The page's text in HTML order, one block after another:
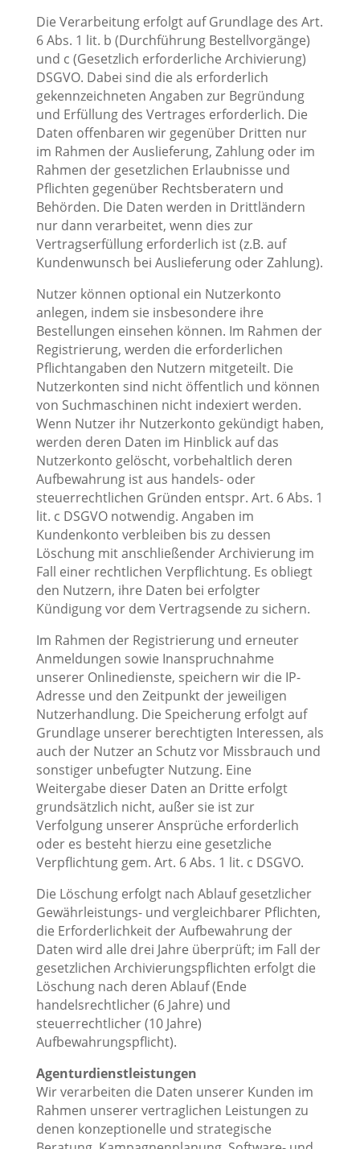
Die Verarbeitung erfolgt auf Grundlage des Art.
6 Abs. 1 lit. b (Durchführung Bestellvorgänge)
und c (Gesetzlich erforderliche Archivierung)
DSGVO. Dabei sind die als erforderlich
gekennzeichneten Angaben zur Begründung
und Erfüllung des Vertrages erforderlich. Die
Daten offenbaren wir gegenüber Dritten nur
im Rahmen der Auslieferung, Zahlung oder im
Rahmen der gesetzlichen Erlaubnisse und
Pflichten gegenüber Rechtsberatern und
Behörden. Die Daten werden in Drittländern
nur dann verarbeitet, wenn dies zur
Vertragserfüllung erforderlich ist (z.B. auf
Kundenwunsch bei Auslieferung oder Zahlung).
Nutzer können optional ein Nutzerkonto
anlegen, indem sie insbesondere ihre
Bestellungen einsehen können. Im Rahmen der
Registrierung, werden die erforderlichen
Pflichtangaben den Nutzern mitgeteilt. Die
Nutzerkonten sind nicht öffentlich und können
von Suchmaschinen nicht indexiert werden.
Wenn Nutzer ihr Nutzerkonto gekündigt haben,
werden deren Daten im Hinblick auf das
Nutzerkonto gelöscht, vorbehaltlich deren
Aufbewahrung ist aus handels- oder
steuerrechtlichen Gründen entspr. Art. 6 Abs. 1
lit. c DSGVO notwendig. Angaben im
Kundenkonto verbleiben bis zu dessen
Löschung mit anschließender Archivierung im
Fall einer rechtlichen Verpflichtung. Es obliegt
den Nutzern, ihre Daten bei erfolgter
Kündigung vor dem Vertragsende zu sichern.
Im Rahmen der Registrierung und erneuter
Anmeldungen sowie Inanspruchnahme
unserer Onlinedienste, speichern wir die IP-
Adresse und den Zeitpunkt der jeweiligen
Nutzerhandlung. Die Speicherung erfolgt auf
Grundlage unserer berechtigten Interessen, als
auch der Nutzer an Schutz vor Missbrauch und
sonstiger unbefugter Nutzung. Eine
Weitergabe dieser Daten an Dritte erfolgt
grundsätzlich nicht, außer sie ist zur
Verfolgung unserer Ansprüche erforderlich
oder es besteht hierzu eine gesetzliche
Verpflichtung gem. Art. 6 Abs. 1 lit. c DSGVO.
Die Löschung erfolgt nach Ablauf gesetzlicher
Gewährleistungs- und vergleichbarer Pflichten,
die Erforderlichkeit der Aufbewahrung der
Daten wird alle drei Jahre überprüft; im Fall der
gesetzlichen Archivierungspflichten erfolgt die
Löschung nach deren Ablauf (Ende
handelsrechtlicher (6 Jahre) und
steuerrechtlicher (10 Jahre)
Aufbewahrungspflicht).
Agenturdienstleistungen
Wir verarbeiten die Daten unserer Kunden im
Rahmen unserer vertraglichen Leistungen zu
denen konzeptionelle und strategische